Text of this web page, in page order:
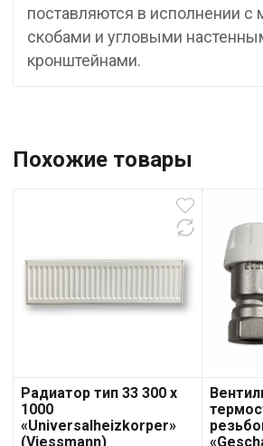
поставляются в исполнении
скобами и угловыми
кронштейнами.
Похожие товары
Радиатор тип 33 300 x
1000
«Universalheizkorper»
(Viessmann)